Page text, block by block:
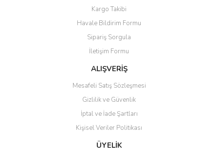
Ürün resmi kalitesiz, bozuk veya görüntülenemiyor.
Ürün açıklamasında eksik bilgiler bulunuyor.
Ürün bilgilerinde hatalar bulunuyor.
Ürün fiyatı diğer sitelerden daha pahalı.
Bu ürüne benzer farklı alternatifler olmalı.
Gönder
Kargo Takibi
Havale Bildirim Formu
Sipariş Sorgula
İletişim Formu
ALIŞVERİŞ
Mesafeli Satış Sözleşmesi
Gizlilik ve Güvenlik
İptal ve İade Şartları
Kişisel Veriler Politikası
ÜYELİK